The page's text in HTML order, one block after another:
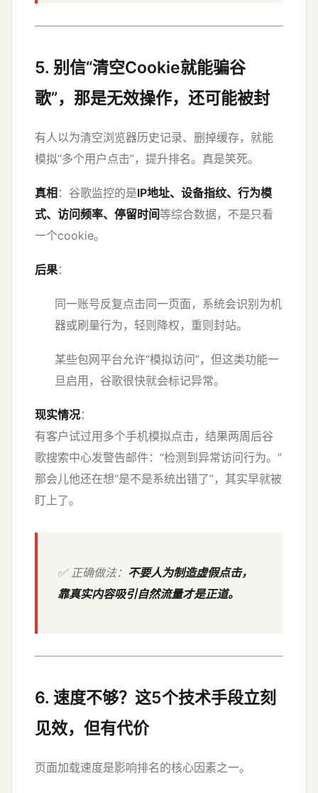
5. 别信“清空Cookie就能骗谷
歌”，那是无效操作，还可能被封
有人以为清空浏览器历史记录、删掉缓存，就能
模拟“多个用户点击”，提升排名。真是笑死。
真相：谷歌监控的是IP地址、设备指纹、行为模
式、访问频率、停留时间等综合数据，不是只看
一个cookie。
后果：
同一账号反复点击同一页面，系统会识别为机
器或刷量行为，轻则降权，重则封站。
某些包网平台允许“模拟访问”，但这类功能一
旦启用，谷歌很快就会标记异常。
现实情况：
有客户试过用多个手机模拟点击，结果两周后谷
歌搜索中心发警告邮件：“检测到异常访问行为。”
那会儿他还在想“是不是系统出错了”，其实早就被
盯上了。
✅ 正确做法： 不要人为制造虚假点击，
靠真实内容吸引自然流量才是正道。
6. 速度不够？这5个技术手段立刻
见效，但有代价
页面加载速度是影响排名的核心因素之一。